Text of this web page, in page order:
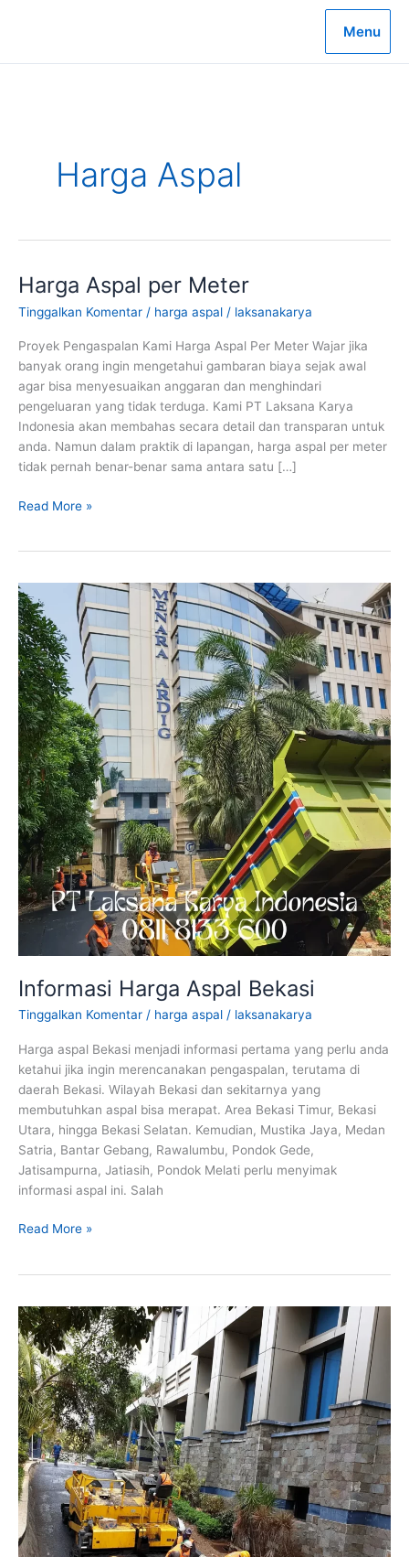
Menu
Harga Aspal
Harga Aspal per Meter
Tinggalkan Komentar / harga aspal / laksanakarya
Proyek Pengaspalan Kami Harga Aspal Per Meter Wajar jika
banyak orang ingin mengetahui gambaran biaya sejak awal
agar bisa menyesuaikan anggaran dan menghindari
pengeluaran yang tidak terduga. Kami PT Laksana Karya
Indonesia akan membahas secara detail dan transparan untuk
anda. Namun dalam praktik di lapangan, harga aspal per meter
tidak pernah benar-benar sama antara satu […]
Harga
Read More »
Informasi Harga Aspal Bekasi
Tinggalkan Komentar / harga aspal / laksanakarya
Harga aspal Bekasi menjadi informasi pertama yang perlu anda
ketahui jika ingin merencanakan pengaspalan, terutama di
daerah Bekasi. Wilayah Bekasi dan sekitarnya yang
membutuhkan aspal bisa merapat. Area Bekasi Timur, Bekasi
Utara, hingga Bekasi Selatan. Kemudian, Mustika Jaya, Medan
Satria, Bantar Gebang, Rawalumbu, Pondok Gede,
Jatisampurna, Jatiasih, Pondok Melati perlu menyimak
informasi aspal ini. Salah
Informasi
Read More »